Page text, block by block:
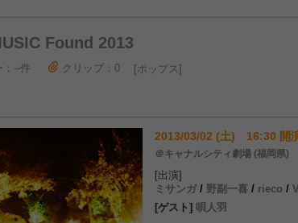
Found 2013
：--件 クリップ：0 ポップス
2013/03/02 (土) 16:30 開
＠キャナルシティ劇場 (福岡県)
[出演]
ミサンガ/ 野副一喜 / rieco /
[ゲスト] 唄人羽